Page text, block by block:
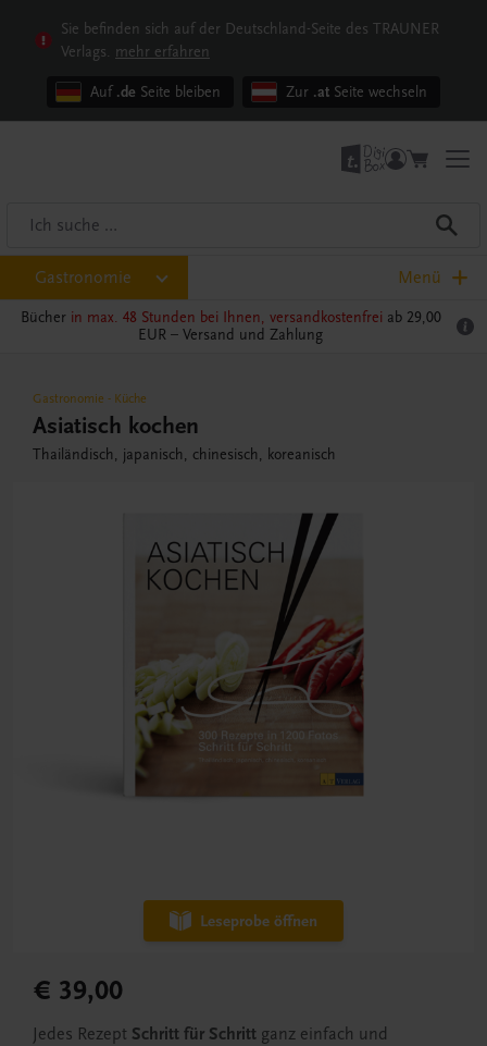
Sie befinden sich auf der Deutschland-Seite des TRAUNER
Verlags. mehr erfahren
Auf .de Seite bleiben Zur .at Seite wechseln
Gastronomie Menü
Bücher in max. 48 Stunden bei Ihnen, versandkostenfrei ab 29,00
EUR – Versand und Zahlung
Gastronomie - Küche
Asiatisch kochen
Thailändisch, japanisch, chinesisch, koreanisch
Leseprobe öffnen
€ 39,00
Jedes Rezept Schritt für Schritt ganz einfach und